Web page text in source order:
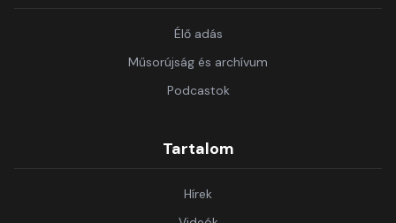
Élő adás
Műsorújság és archívum
Podcastok
Tartalom
Hírek